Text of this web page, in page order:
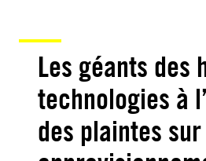
Les géants des
technologies à
des plaintes